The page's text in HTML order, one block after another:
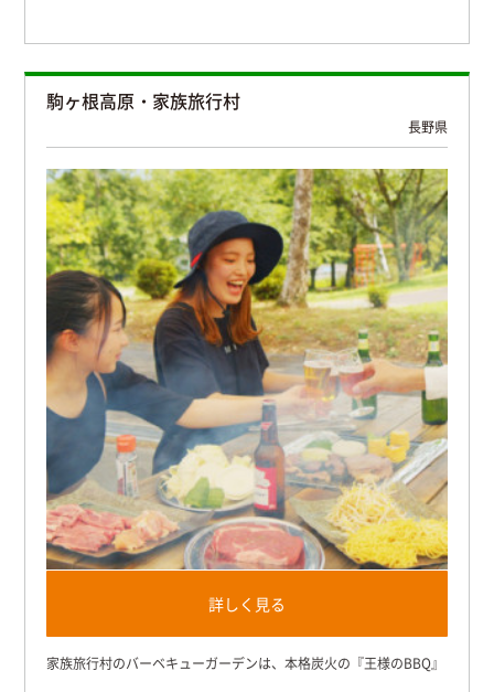
駒ヶ根高原・家族旅行村
長野県
詳しく見る
家族旅行村のバーベキューガーデンは、本格炭火の『王様のBBQ』